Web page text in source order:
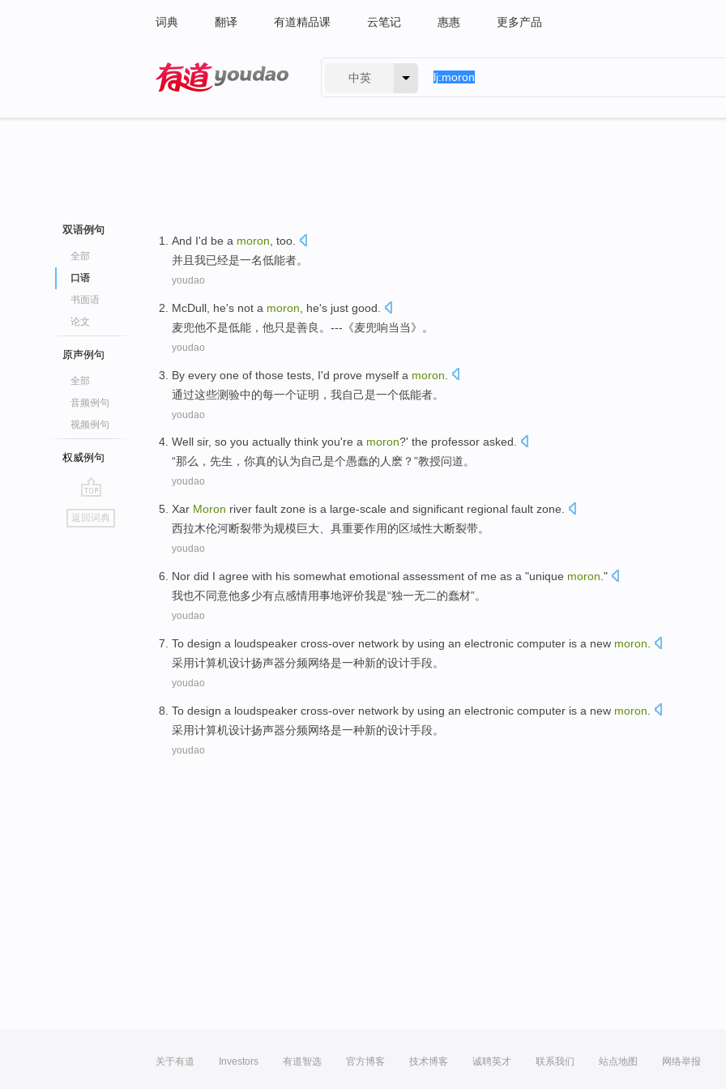
词典 翻译 有道精品课 云笔记 惠惠 更多产品
中英
双语例句
全部
口语
书面语
论文
原声例句
全部
音频例句
视频例句
权威例句
go
top
返回词典
And I'd be a moron , too.
并且 我已经是一名低能者。
youdao
McDull, he's not a moron , he's just good
麦兜他不是低能 ，他只是善良 。---《麦兜响当当》。
youdao
By every one of those tests I'd prove myself a moron
通过这些测验中的每一个证明 ， 我自己是一个低能者。
youdao
Well sir, so you actually think you're a moron?' the professor asked.
“那么 ， 先生 ， 你真的认为自己是个愚蠢的人麽 ？”教授问道。
youdao
Xar Moron river fault zone is a large-scale and significant regional fault zone.
西拉木伦河断裂带为规模巨大、具重要作用的区域性大断裂带。
youdao
Nor did I agree with his somewhat emotional assessment of me as a "unique moron ."
我也不同意他多少有点感情用事地评价我是“独一无二的蠢材”。
youdao
To design a loudspeaker cross-over network by using an electronic computer is a new moron
采用计算机设计扬声器分频网络是一种新的设计手段。
youdao
To design a loudspeaker cross-over network by using an electronic computer is a new moron
采用计算机设计扬声器分频网络是一种新的设计手段。
youdao
关于有道 Investors 有道智选 官方博客 技术博客 诚聘英才 联系我们 站点地图 网络举报